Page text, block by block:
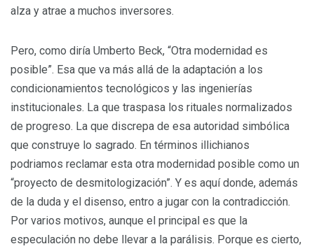
alza y atrae a muchos inversores.
Pero, como diría Umberto Beck, “Otra modernidad es
posible”. Esa que va más allá de la adaptación a los
condicionamientos tecnológicos y las ingenierías
institucionales. La que traspasa los rituales normalizados
de progreso. La que discrepa de esa autoridad simbólica
que construye lo sagrado. En términos illichianos
podriamos reclamar esta otra modernidad posible como un
“proyecto de desmitologización”. Y es aquí donde, además
de la duda y el disenso, entro a jugar con la contradicción.
Por varios motivos, aunque el principal es que la
especulación no debe llevar a la parálisis. Porque es cierto,